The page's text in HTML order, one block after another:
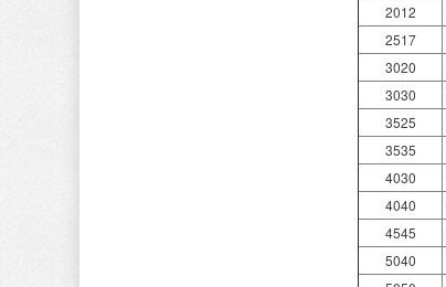
2012
2517
3020
3030
3525
3535
4030
4040
4545
5040